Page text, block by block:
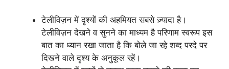
टेलीविज़न में दृश्यों की अहमियत सबसे ज़्यादा है।
टेलीविज़न देखने व सुनने का माध्यम है परिणाम स्वरूप इस
बात का ध्यान रखा जाता है कि बोले जा रहे शब्द परदे पर
दिखने वाले दृश्य के अनुकूल रहें।